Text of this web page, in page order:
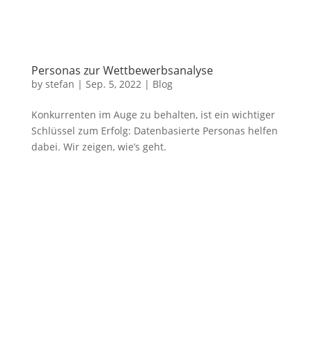
Personas zur Wettbewerbsanalyse
by stefan | Sep. 5, 2022| Blog
Konkurrenten im Auge zu behalten, ist ein wichtiger
Schlüssel zum Erfolg: Datenbasierte Personas helfen
dabei. Wir zeigen, wie’s geht.